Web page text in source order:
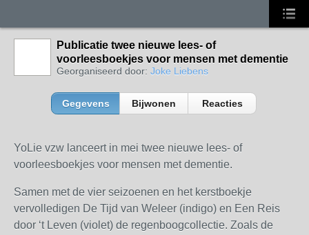
Publicatie twee nieuwe lees- of
voorleesboekjes voor mensen met dementie
Georganiseerd door: Joke Liebens
Gegevens Bijwonen Reacties
YoLie vzw lanceert in mei twee nieuwe lees- of
voorleesboekjes voor mensen met dementie.
Samen met de vier seizoenen en het kerstboekje
vervolledigen De Tijd van Weleer (indigo) en Een Reis
door ‘t Leven (violet) de regenboogcollectie. Zoals de